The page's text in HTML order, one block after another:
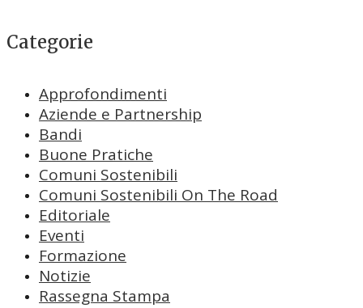
Categorie
Approfondimenti
Aziende e Partnership
Bandi
Buone Pratiche
Comuni Sostenibili
Comuni Sostenibili On The Road
Editoriale
Eventi
Formazione
Notizie
Rassegna Stampa